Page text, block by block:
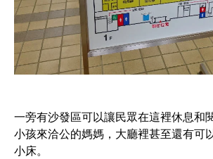
一旁有沙發區可以讓民眾在這裡休息和
小孩來洽公的媽媽，大廳裡甚至還有可
小床。